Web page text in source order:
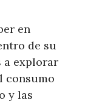
en
de su
a explorar
consumo
y las